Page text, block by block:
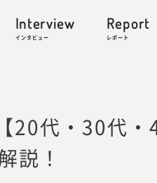
Interview
インタビュー
Report
レポート
20代・30代・
説！